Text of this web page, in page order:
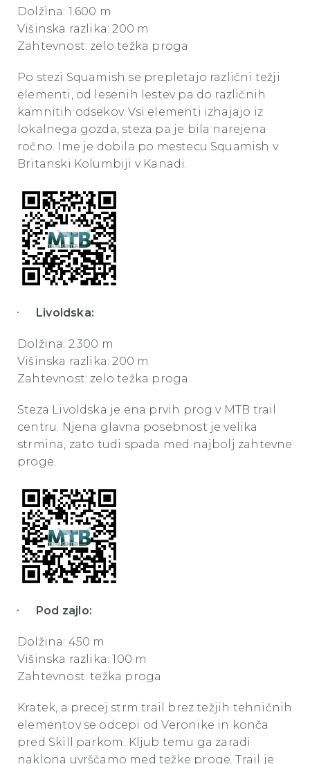
Dolžina: 1.600 m
Višinska razlika: 200 m
Zahtevnost: zelo težka proga
Po stezi Squamish se prepletajo različni težji
elementi, od lesenih lestev pa do različnih
kamnitih odsekov. Vsi elementi izhajajo iz
lokalnega gozda, steza pa je bila narejena
ročno. Ime je dobila po mestecu Squamish v
Britanski Kolumbiji v Kanadi.
Livoldska:
Dolžina: 2.300 m
Višinska razlika: 200 m
Zahtevnost: zelo težka proga
Steza Livoldska je ena prvih prog v MTB trail
centru. Njena glavna posebnost je velika
strmina, zato tudi spada med najbolj zahtevne
proge.
Pod zajlo:
Dolžina: 450 m
Višinska razlika: 100 m
Zahtevnost: težka proga
Kratek, a precej strm trail brez težjih tehničnih
elementov se odcepi od Veronike in konča
pred Skill parkom. Kljub temu ga zaradi
naklona uvrščamo med težke proge. Trail je